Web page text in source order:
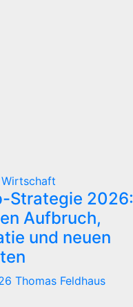
Wirtschaft
Strategie 2026:
Aufbruch,
und neuen
Thomas Feldhaus